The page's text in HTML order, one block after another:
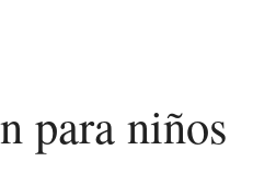
para niños